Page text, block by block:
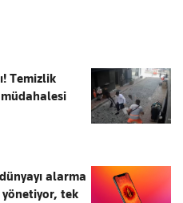
Temizlik
alarma
tek